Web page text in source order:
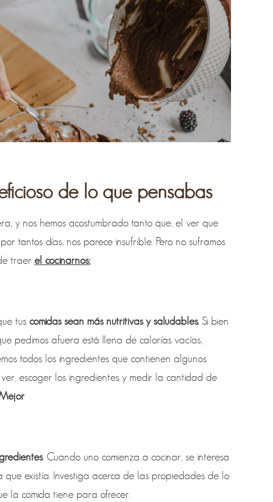
de lo que pensabas
y nos hemos acostumbrado tanto que, el ver que
tantos días, nos parece insufrible. Pero no suframos
traer el cocinarnos:
tus comidas sean más nutritivas y saludables. Si bien
pedimos afuera está llena de calorías vacías,
todos los ingredientes que contienen algunos
escoger los ingredientes y medir la cantidad de
. Cuando uno comienza a cocinar, se interesa
existía. Investiga acerca de las propiedades de lo
la comida tiene para ofrecer.